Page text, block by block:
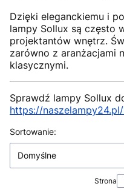
Dzięki eleganckiemu i
lampy Sollux są często
projektantów wnętrz.
zarówno z aranżacjami
klasycznymi.
Sprawdź lampy Sollux
https://
Lista produktów
Sortowanie:
Domyślne
Strona